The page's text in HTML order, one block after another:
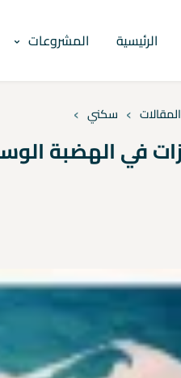
الرئيسية المشروعات
المقالات › سكني ›